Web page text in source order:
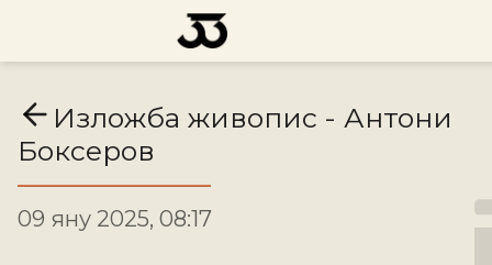
Изложба живопис - Антони
Боксеров
09 яну 2025, 08:17